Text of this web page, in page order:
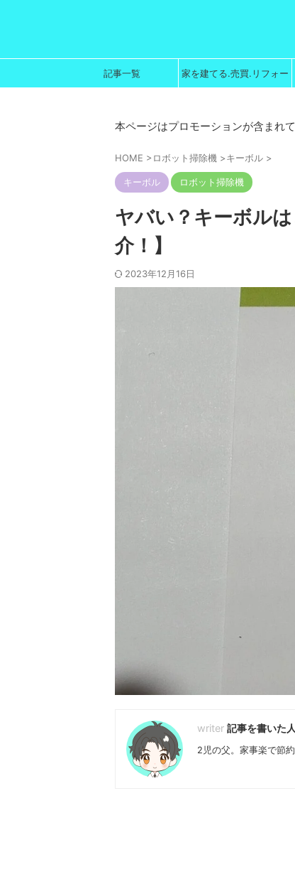
記事一覧 家を建てる.売買.リフォー
本ページはプロモーションが含まれ
HOME >ロボット掃除機 >キーボル >
キーボル ロボット掃除機
ヤバい？キーボル
介！】
2023年12月16日
記事を書いた
2児の父。家事楽で節